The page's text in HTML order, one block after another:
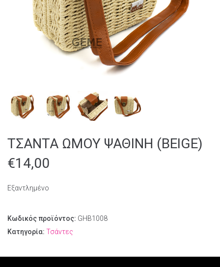
ΤΣΑΝΤΑ ΩΜΟΥ ΨΑΘΙΝΗ (BEIGE)
€14,00
Εξαντλημένο
Κωδικός προϊόντος: GΗΒ1008
Κατηγορία: Τσάντες